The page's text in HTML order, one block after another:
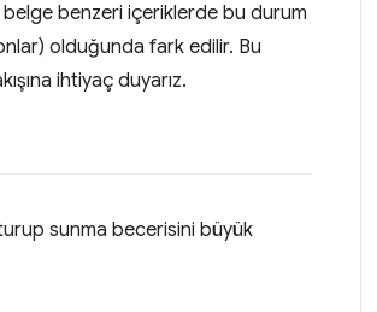
belge benzeri içeriklerde bu durum
olduğunda fark edilir. Bu
ihtiyaç duyarız.
sunma becerisini büyük